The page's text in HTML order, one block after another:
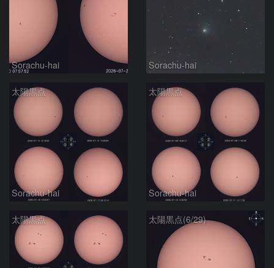
Sorachu-hai Sorachu-hai
太陽黒点
Sorachu-hai
太陽黒点
Sorachu-hai
太陽黒点 太陽黒点(6/29)